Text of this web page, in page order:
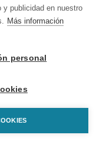
y publicidad en nuestro
Más información
personal